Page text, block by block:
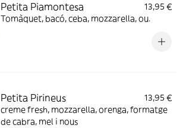
Petita Piamontesa
13,95 €
Tomàquet, bacó, ceba, mozzarella, ou.
Petita Pirineus
13,95 €
creme fresh, mozzarella, orenga, formatge
de cabra, mel i nous